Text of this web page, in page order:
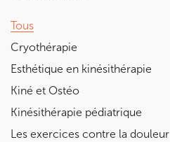
Tous
Cryothérapie
Esthétique en kinésithérapie
Kiné et Ostéo
Kinésithérapie pédiatrique
Les exercices contre la douleur